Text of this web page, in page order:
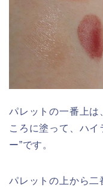
パレットの一番上は
ころに塗って、ハイ
ー”です。
パレットの上から二